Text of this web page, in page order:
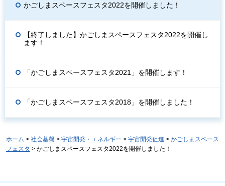
かごしまスペースフェスタ2022を開催しました！
【終了しました】かごしまスペースフェスタ2022を開催し
ます！
「かごしまスペースフェスタ2021」を開催します！
「かごしまスペースフェスタ2018」を開催しました！
ホーム > 社会基盤 > 宇宙開発・エネルギー > 宇宙開発促進 > かごしまスペース
フェスタ > かごしまスペースフェスタ2022を開催しました！